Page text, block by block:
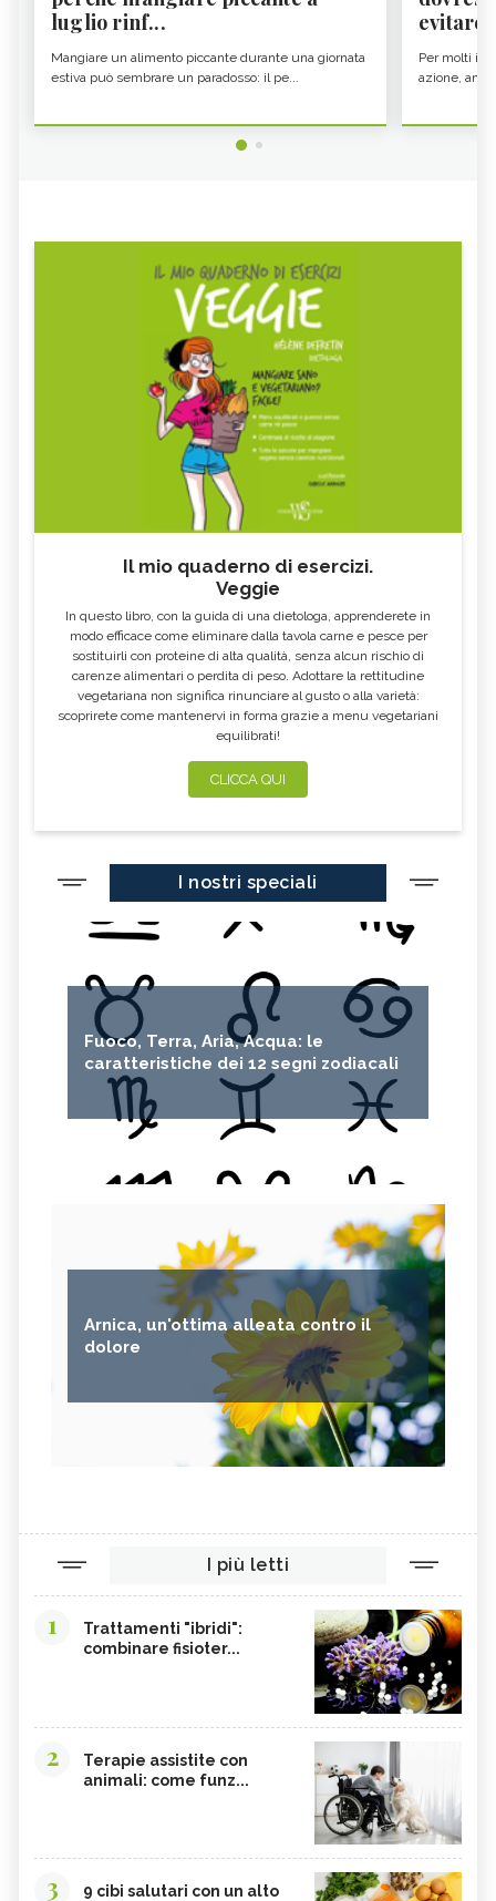
luglio rinf...
Mangiare un alimento piccante durante una giornata
estiva può sembrare un paradosso: il pe...
evitare
Per molti il
azione,
Il mio quaderno di esercizi.
Veggie
In questo libro, con la guida di una dietologa, apprenderete in
modo efficace come eliminare dalla tavola carne e pesce per
sostituirli con proteine di alta qualità, senza alcun rischio di
carenze alimentari o perdita di peso. Adottare la rettitudine
vegetariana non significa rinunciare al gusto o alla varietà:
scoprirete come mantenervi in forma grazie a menu vegetariani
equilibrati!
CLICCA QUI
I nostri speciali
Fuoco, Terra, Aria, Acqua: le
caratteristiche dei 12 segni zodiacali
Arnica, un'ottima alleata contro il
dolore
I più letti
1
Trattamenti "ibridi":
combinare fisioter...
2
Terapie assistite con
animali: come funz...
3
9 cibi salutari con un alto